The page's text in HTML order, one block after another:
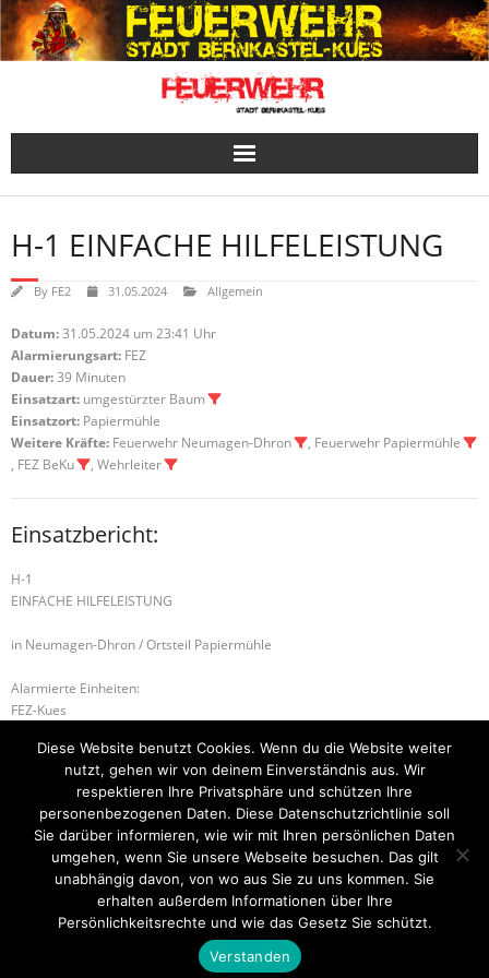
Skip
to
content
H-1 EINFACHE HILFELEISTUNG
By FE2 31.05.2024 Allgemein
Datum:31.05.2024 um 23:41 Uhr
Alarmierungsart: FEZ
Dauer:39 Minuten
Einsatzart: umgestürzter Baum
Einsatzort: Papiermühle
Weitere Kräfte: Feuerwehr Neumagen-Dhron
, Feuerwehr Papiermühle
, FEZ BeKu
, Wehrleiter
Einsatzbericht:
H-1
EINFACHE HILFELEISTUNG
in Neumagen-Dhron / Ortsteil Papiermühle
Alarmierte Einheiten:
FEZ-Kues
FF-Papiermühle-Gruppe
H-1 TIERRETTUNG H-2 Überflutung
Startseite Einsätze Mitglied werden Über uns
Kontakt
Think Up Themes Ltd. Powered by
Diese Website benutzt Cookies. Wenn du die Website weiter
nutzt, gehen wir von deinem Einverständnis aus. Wir
respektieren Ihre Privatsphäre und schützen Ihre
personenbezogenen Daten. Diese Datenschutzrichtlinie soll
Sie darüber informieren, wie wir mit Ihren persönlichen Daten
umgehen, wenn Sie unsere Webseite besuchen. Das gilt
unabhängig davon, von wo aus Sie zu uns kommen. Sie
erhalten außerdem Informationen über Ihre
Persönlichkeitsrechte und wie das Gesetz Sie schützt.
Verstanden